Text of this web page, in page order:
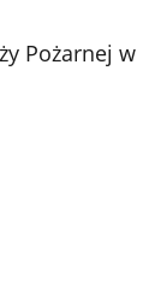
Pożarnej w